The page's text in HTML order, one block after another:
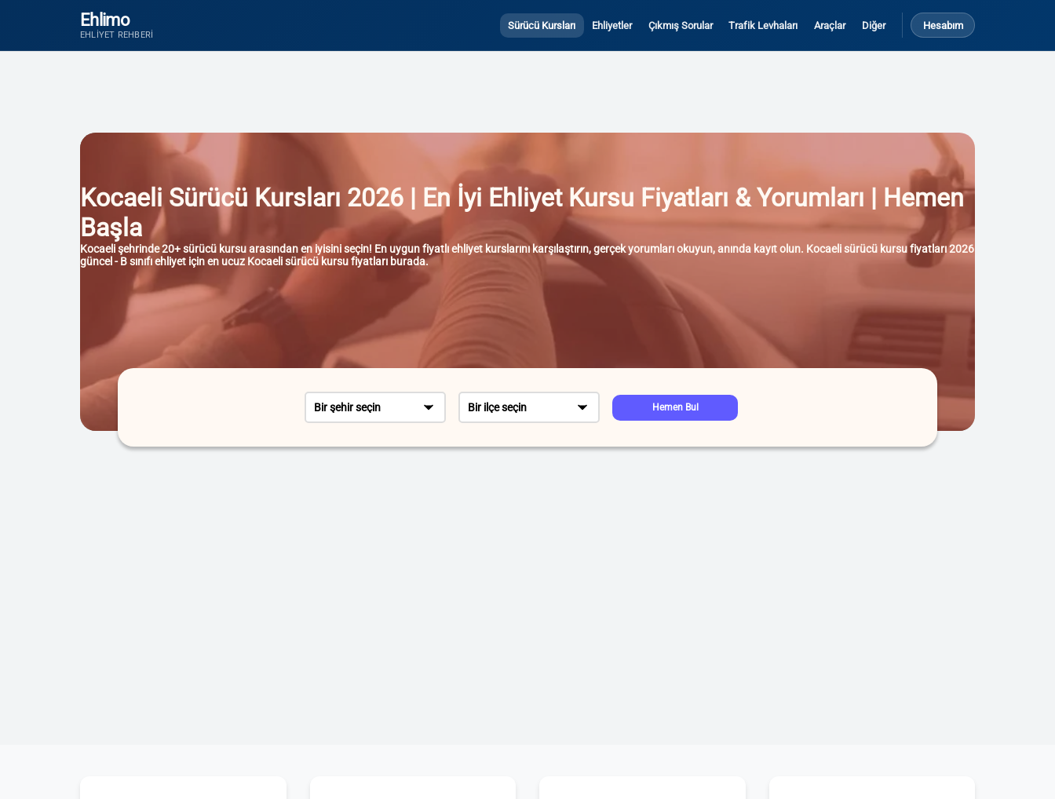
Ehlimo
EHLIYET REHBERI
Sürücü Kursları Ehliyetler Çıkmış Sorular Trafik Levhaları Araçlar Diğer Hesabım
Kocaeli Sürücü Kursları 2026 | En İyi Ehliyet Kursu Fiyatları & Yorumları | Hemen
Başla
Kocaeli şehrinde 20+ sürücü kursu arasından en iyisini seçin! En uygun fiyatlı ehliyet kurslarını karşılaştırın, gerçek yorumları okuyun, anında kayıt olun. Kocaeli sürücü kursu fiyatları 2026
güncel - B sınıfı ehliyet için en ucuz Kocaeli sürücü kursu fiyatları burada.
Bir şehir seçin Bir ilçe seçin Hemen Bul